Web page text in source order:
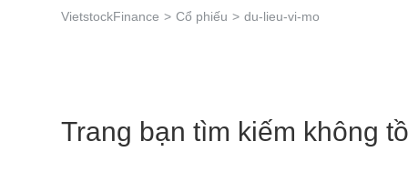
VietstockFinance Cổ phiếu du-lieu-vi-mo
Trang bạn tìm kiếm không
CHỨNG KHOÁN
HÀNG HÓA